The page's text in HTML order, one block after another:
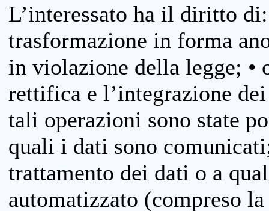
L’interessato ha il diritto
trasformazione in forma
in violazione della legge; •
rettifica e l’integrazione
tali operazioni sono state
quali i dati sono
trattamento dei dati o a
automatizzato (compreso